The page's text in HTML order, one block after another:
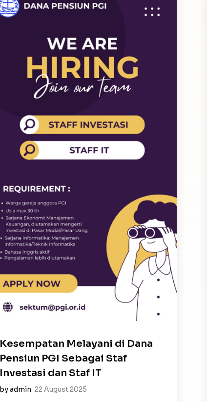
Kesempatan Melayani di Dana
Pensiun PGI Sebagai Staf
Investasi dan Staf IT
by admin 22 August 2025